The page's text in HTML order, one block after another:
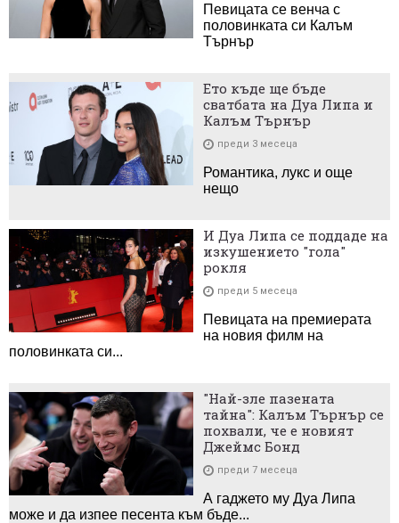
Певицата се венча с
половинката си Калъм
Търнър
Ето къде ще бъде
сватбата на Дуа Липа и
Калъм Търнър
преди 3 месеца
Романтика, лукс и още
нещо
И Дуа Липа се поддаде на
изкушението "гола"
рокля
преди 5 месеца
Певицата на премиерата
на новия филм на
половинката си...
"Най-зле пазената
тайна": Калъм Търнър се
похвали, че е новият
Джеймс Бонд
преди 7 месеца
А гаджето му Дуа Липа
може и да изпее песента към бъде...